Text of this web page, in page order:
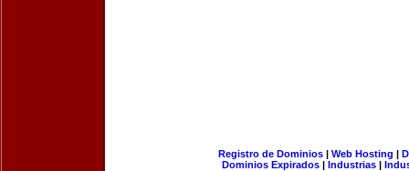
Registro de Dominios| Web Hosting |
Dominios Expirados | Industrias |